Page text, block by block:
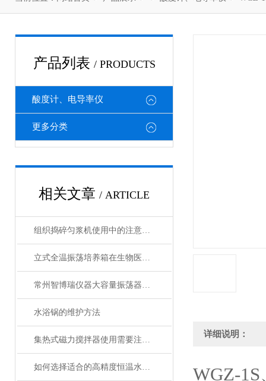
产品列表 / PRODUCTS
酸度计、电导率仪
更多分类
相关文章 / ARTICLE
组织捣碎匀浆机使用中的注意事项
立式全温振荡培养箱在生物医学研究中的作用
常州智博瑞仪器大容量振荡器简介操作及注意事项
水浴锅的维护方法
集热式磁力搅拌器使用需要注意什么
如何选择适合的高精度恒温水浴锅
详细说明：
WGZ-